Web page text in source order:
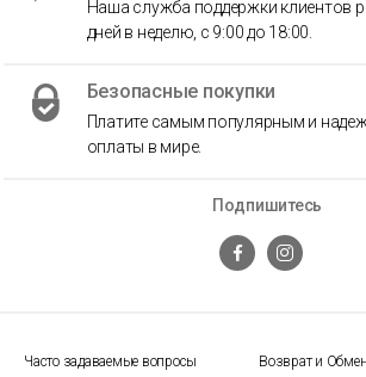
Часто задаваемые вопросы Возврат и Обмен
Подпишитесь
Наша служба поддержки клиентов
дней в неделю, с 9:00 до 18:00.
Безопасные покупки
Платите самым популярным и
оплаты в мире.